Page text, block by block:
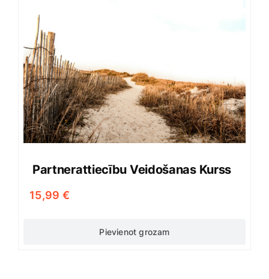
Partnerattiecību Veidošanas Kurss
15,99 €
Pievienot grozam